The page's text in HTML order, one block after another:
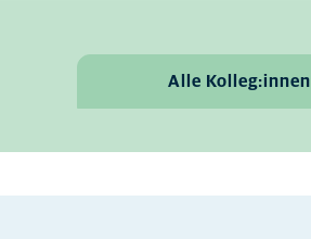
Alle Kolleg:innen